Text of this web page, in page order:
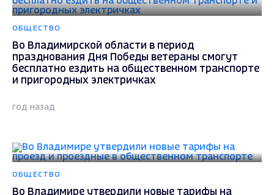
ОБЩЕСТВО
Во Владимирской области в период
празднования Дня Победы ветераны смогут
бесплатно ездить на общественном транспорте
и пригородных электричках
год назад
ОБЩЕСТВО
Во Владимире утвердили новые тарифы на